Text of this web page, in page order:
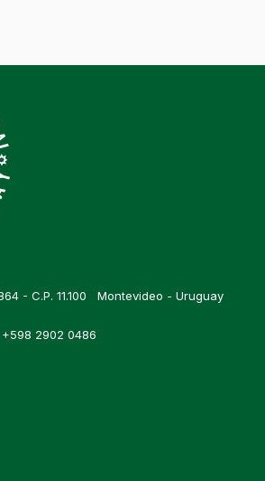
- C.P. 11.100 Montevideo - Uruguay
2902 0486